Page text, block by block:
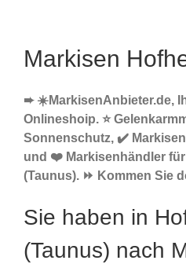
Markisen
➨ ☀️MarkisenAnbieter.de,
Onlineshoip. ⭐
Sonnenschutz, ✔️
und ❤️ Markisenhändler für
(Taunus). ⏩ Kommen Sie
Sie haben in
(Taunus) nach